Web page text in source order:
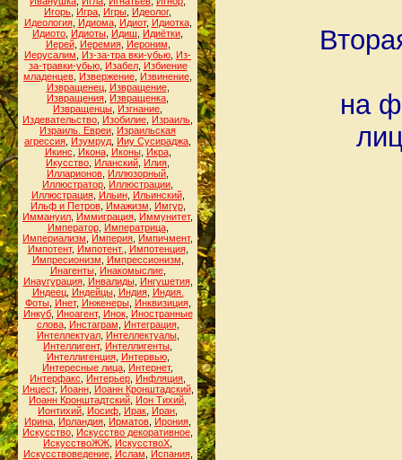
Игорь Игра Игры Идеолог,
Идеология, Идиома, Идиот, Идиотка,
Идиото Идиоты Идиш Идиётки
Иерей, Иеремия, Иероним
Иерусалим
Из-за-тра вки-убью Из-
за-травки-убью, Изабел, Избиение
младенцев Извержение Извинение
Извращенец, Извращение,
Извращения Извращенка
Извращенцы Изгнание
Издевательство Изобилие Израиль
Израиль. Евреи Израильская
агрессия Изумруд Ииу Сусираджа
Икинс
Икона, Иконы, Икра,
Икусство Иланский Илия
Илларионов Иллюзорный
Иллюстратор Иллюстрации
Иллюстрация, Ильин, Ильинский,
Ильф и Петров, Имажизм Имгур,
Иммануил Иммиграция Иммунитет,
Император, Императрица,
Империализм
Империя Импичмент,
Импотент, Импотент. Импотенция,
Импресионизм
Импрессионизм
Инагенты, Инакомыслие,
Инаугурация, Инвалиды, Ингушетия,
Индеец, Индейцы, Индия, Индия.
Фоты, Инет, Инженеры, Инквизиция,
Инкуб, Иноагент, Инок, Иностранные
слова, Инстаграм Интеграция,
Интеллектуал, Интеллектуалы,
Интеллигент, Интеллигенты
Интеллигенция, Интервью,
Интересные лица Интернет,
Интерфакс
Интерьер Инфляция
Инцест, Иоанн, Иоанн Кронштадский,
Иоанн Кронштадтский Ион Тихий
Ионтихий Иосиф Ирак Иран
Ирина Ирландия Ирматов Ирония
Искусство Искусство декоративное
ИскусствоЖЖ ИскусствоХ
Искусствоведение, Ислам Испания,
на